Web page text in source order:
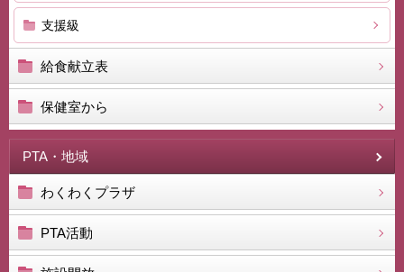
支援級
給食献立表
保健室から
PTA・地域
わくわくプラザ
PTA活動